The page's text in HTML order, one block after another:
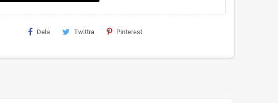
Dela Twittra Pinterest